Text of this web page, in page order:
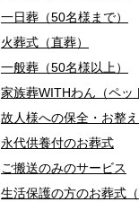
一日葬（50名様まで）
火葬式（直葬）
一般葬（50名様以上）
家族葬WITHわん（ペッ
故人様への保全・お整
永代供養付のお葬式
ご搬送のみのサービス
生活保護の方のお葬式（